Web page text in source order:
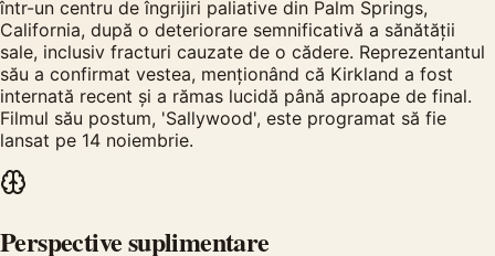
într-un centru de îngrijiri paliative din Palm Springs,
California, după o deteriorare semnificativă a sănătății
sale, inclusiv fracturi cauzate de o cădere. Reprezentantul
său a confirmat vestea, menționând că Kirkland a fost
internată recent și a rămas lucidă până aproape de final.
Filmul său postum, 'Sallywood', este programat să fie
lansat pe 14 noiembrie.
Perspective suplimentare